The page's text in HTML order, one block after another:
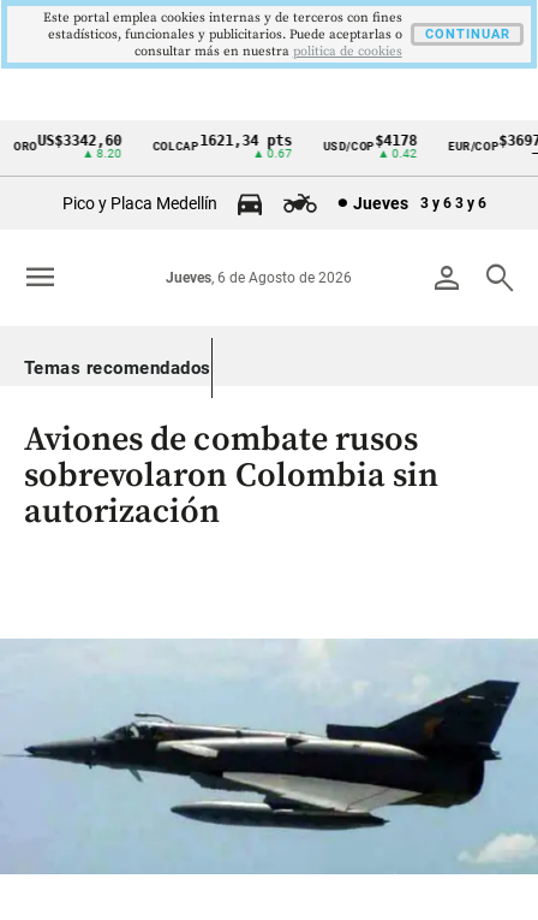
Cintillo
Colombia
US$3342,60
▲ 8.20
COLCAP1621,34 pts
▲ 0.67
USD/COP$4178
▲ 0.42
EUR/COP$3697
Pico y Placa Medellín Jueves 3 y 6 3 y 6
person search
Jueves, 6 de Agosto de 2026
menu
Temas recomendados
Aviones de combate rusos
sobrevolaron Colombia sin
autorización
Este portal emplea cookies internas y de terceros con fines
estadísticos, funcionales y publicitarios. Puede aceptarlas o
consultar más en nuestra politica de cookies
CONTINUAR